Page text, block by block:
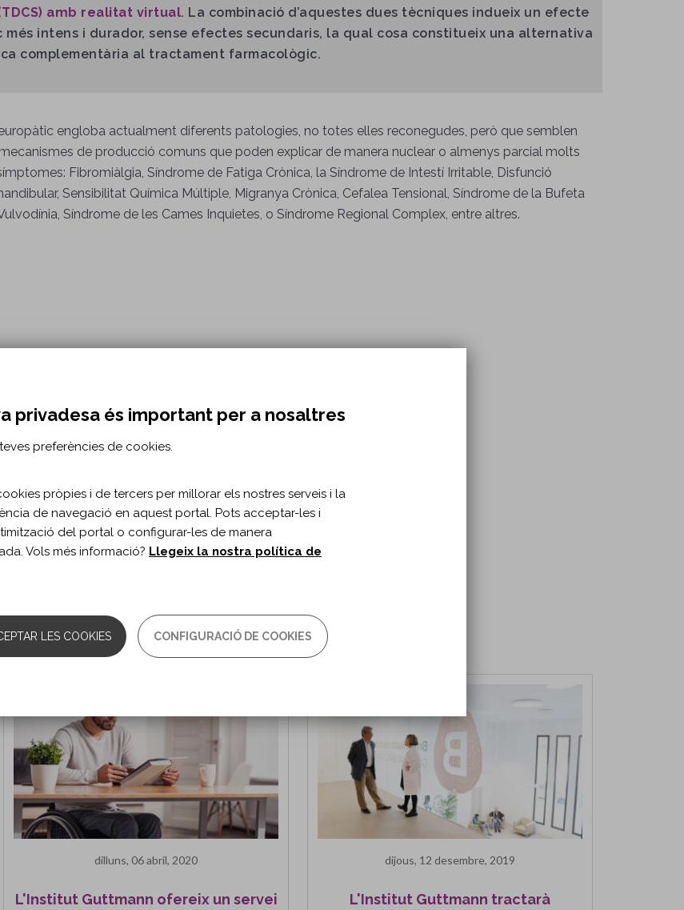
amb realitat virtual. La combinació d’aquestes dues tècniques indueix un efecte
més intens i durador, sense efectes secundaris, la qual cosa constitueix una alternativa
complementària al tractament farmacològic.
engloba actualment diferents patologies, no totes elles reconegudes, però que semblen
de producció comuns que poden explicar de manera nuclear o almenys parcial molts
Fibromiàlgia, Síndrome de Fatiga Crònica, la Síndrome de Intestí Irritable, Disfunció
Sensibilitat Química Múltiple, Migranya Crònica, Cefalea Tensional, Síndrome de la Bufeta
Síndrome de les Cames Inquietes, o Síndrome Regional Complex, entre altres.
Fisioteràpia
Et pot interessar
dilluns, 06 abril, 2020
L'Institut Guttmann ofereix un servei
dijous, 12 desembre, 2019
L'Institut Guttmann tractarà
privadesa és important per a nosaltres
preferències de cookies.
pròpies i de tercers per millorar els nostres serveis i la
de navegació en aquest portal. Pots acceptar-les i
del portal o configurar-les de manera
Vols més informació? Llegeix la nostra política de
LES COOKIES CONFIGURACIÓ DE COOKIES